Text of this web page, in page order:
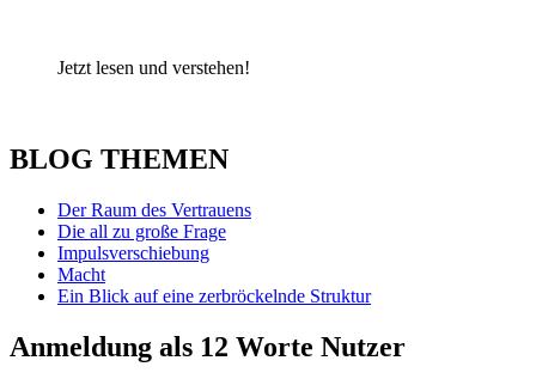
Jetzt lesen und verstehen!
BLOG THEMEN
Der Raum des Vertrauens
Die all zu große Frage
Impulsverschiebung
Macht
Ein Blick auf eine zerbröckelnde Struktur
Anmeldung als 12 Worte Nutzer